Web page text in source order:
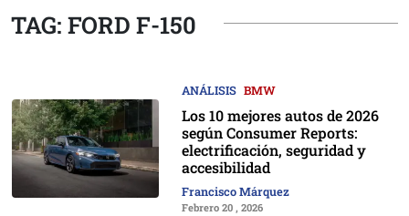
TAG: FORD F-150
ANÁLISIS BMW
Los 10 mejores autos de 2026
según Consumer Reports:
electrificación, seguridad y
accesibilidad
Francisco Márquez
Febrero 20 , 2026